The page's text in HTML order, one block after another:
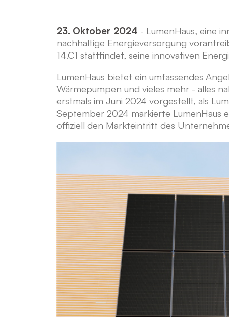
23. Oktober 2024 - LumenHaus, eine
nachhaltige Energieversorgung
14.C1 stattfindet, seine innovativen
LumenHaus bietet ein umfassendes
Wärmepumpen und vieles mehr - alles
erstmals im Juni 2024 vorgestellt, als
September 2024 markierte LumenHaus
offiziell den Markteintritt des